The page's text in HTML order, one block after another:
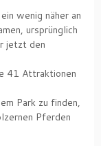
wenig näher an
ursprünglich
jetzt den
41 Attraktionen
Park zu finden,
Pferden